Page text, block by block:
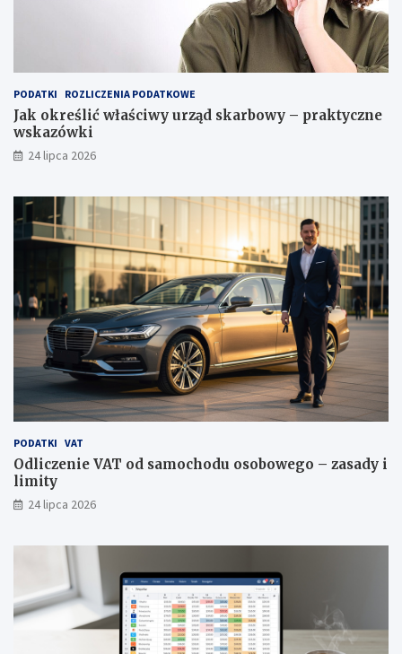
PODATKI ROZLICZENIA PODATKOWE
Jak określić właściwy urząd skarbowy – praktyczne
wskazówki
24 lipca 2026
PODATKI VAT
Odliczenie VAT od samochodu osobowego – zasady i
limity
24 lipca 2026